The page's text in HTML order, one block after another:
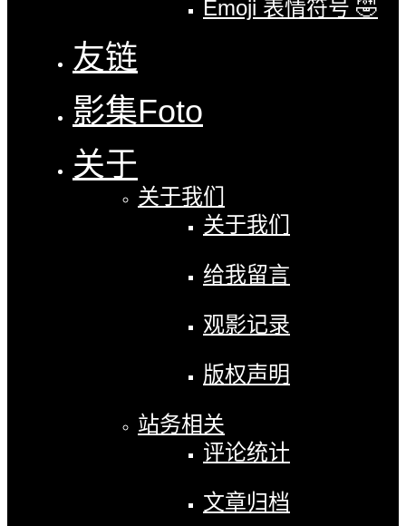
Emoji 表情符号 🤣
友链
影集Foto
关于
关于我们
关于我们
给我留言
观影记录
版权声明
站务相关
评论统计
文章归档